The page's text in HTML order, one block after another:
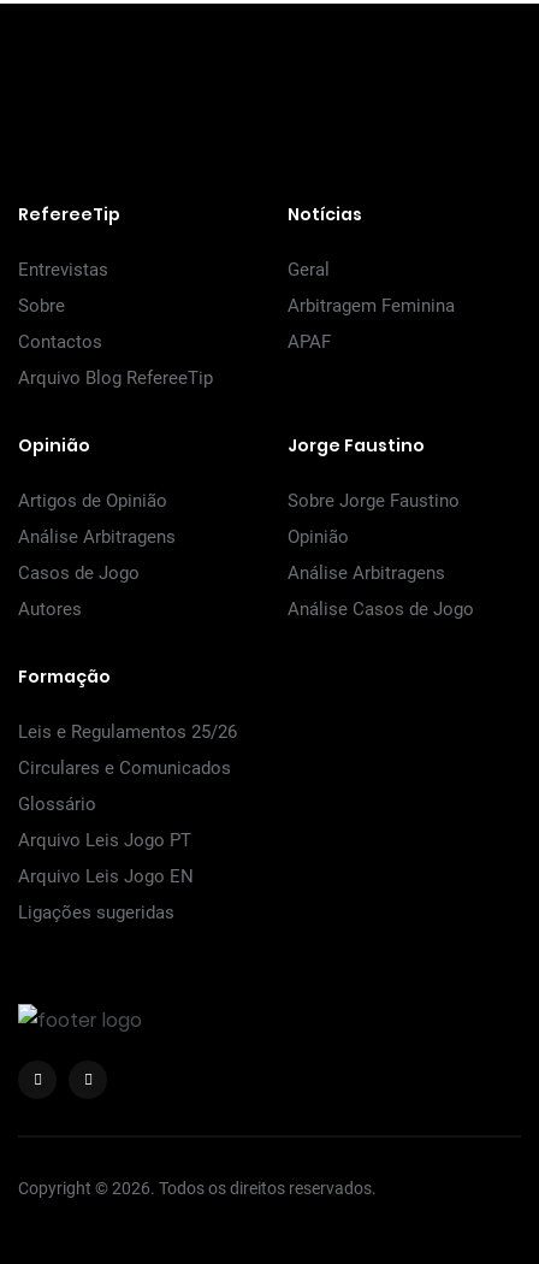
RefereeTip
Entrevistas
Sobre
Contactos
Arquivo Blog RefereeTip
Notícias
Geral
Arbitragem Feminina
APAF
Opinião
Artigos de Opinião
Análise Arbitragens
Casos de Jogo
Autores
Jorge Faustino
Sobre Jorge Faustino
Opinião
Análise Arbitragens
Análise Casos de Jogo
Formação
Leis e Regulamentos 25/26
Circulares e Comunicados
Glossário
Arquivo Leis Jogo PT
Arquivo Leis Jogo EN
Ligações sugeridas
Copyright © 2026. Todos os direitos reservados.